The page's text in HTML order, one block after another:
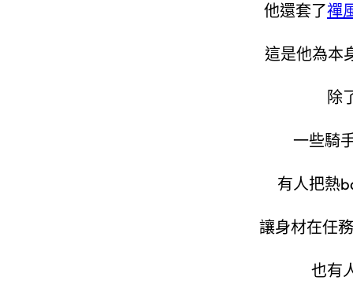
他還套了禪
這是他為本
除
一些騎
有人把熱
讓身材在任
也有